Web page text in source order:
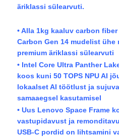
äriklassi sülearvuti.
• Alla 1kg kaaluv carbon
Carbon Gen 14 mudelist ühe
premium äriklassi sülearvuti
• Intel Core Ultra Panther
koos kuni 50 TOPS NPU AI
lokaalset AI töötlust ja
samaaegsel kasutamisel
• Uus Lenovo Space Frame
vastupidavust ja
USB-C pordid on lihtsamini